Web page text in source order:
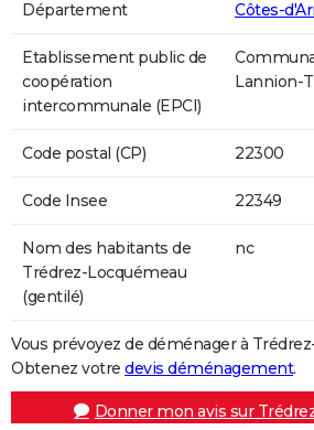
Département Côtes-
Etablissement public de
coopération
intercommunale (EPCI)
Lannion-
Code postal (CP) 22300
Code Insee 22349
Nom des habitants de
Trédrez-Locquémeau
(gentilé)
nc
Vous prévoyez de déménager à
Obtenez votre devis déménagement.
Donner mon avis sur